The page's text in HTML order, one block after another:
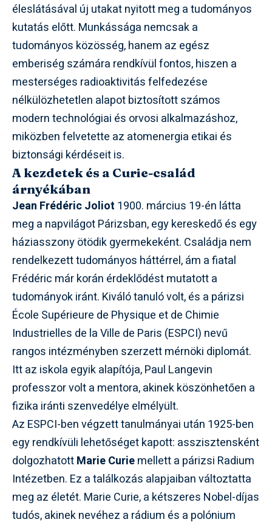
éleslátásával új utakat nyitott meg a tudományos
kutatás előtt. Munkássága nemcsak a
tudományos közösség, hanem az egész
emberiség számára rendkívül fontos, hiszen a
mesterséges radioaktivitás felfedezése
nélkülözhetetlen alapot biztosított számos
modern technológiai és orvosi alkalmazáshoz,
miközben felvetette az atomenergia etikai és
biztonsági kérdéseit is.
A kezdetek és a Curie-család
árnyékában
Jean Frédéric Joliot 1900. március 19-én látta
meg a napvilágot Párizsban, egy kereskedő és egy
háziasszony ötödik gyermekeként. Családja nem
rendelkezett tudományos háttérrel, ám a fiatal
Frédéric már korán érdeklődést mutatott a
tudományok iránt. Kiváló tanuló volt, és a párizsi
École Supérieure de Physique et de Chimie
Industrielles de la Ville de Paris (ESPCI) nevű
rangos intézményben szerzett mérnöki diplomát.
Itt az iskola egyik alapítója, Paul Langevin
professzor volt a mentora, akinek köszönhetően a
fizika iránti szenvedélye elmélyült.
Az ESPCI-ben végzett tanulmányai után 1925-ben
egy rendkívüli lehetőséget kapott: asszisztensként
dolgozhatottMarie Curiemellett a párizsi Radium
Intézetben. Ez a találkozás alapjaiban változtatta
meg az életét. Marie Curie, a kétszeres Nobel-díjas
tudós, akinek nevéhez a rádium és a polónium